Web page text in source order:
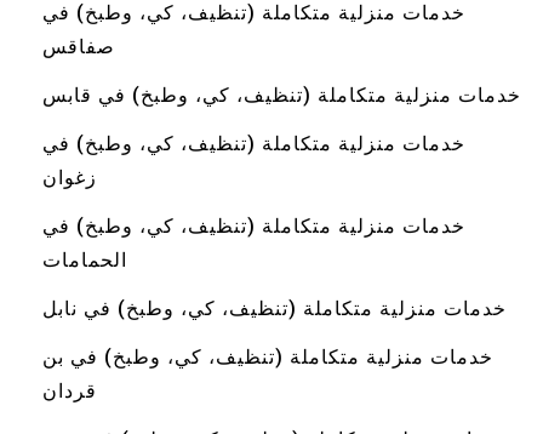
خدمات منزلية متكاملة (تنظيف، كي، وطبخ) في
صفاقس
خدمات منزلية متكاملة (تنظيف، كي، وطبخ) في قابس
خدمات منزلية متكاملة (تنظيف، كي، وطبخ) في
زغوان
خدمات منزلية متكاملة (تنظيف، كي، وطبخ) في
الحمامات
خدمات منزلية متكاملة (تنظيف، كي، وطبخ) في نابل
خدمات منزلية متكاملة (تنظيف، كي، وطبخ) في بن
قردان